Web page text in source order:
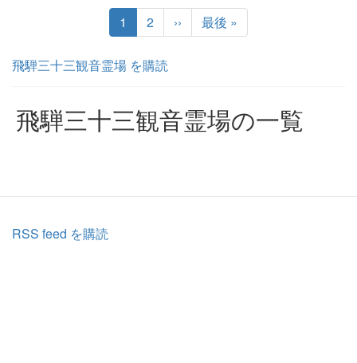
り
カ
レ
ン
ト
ー
ジ
1
ペ
ー
ジ
2
次
ペ
››
最
終
最後 »
飛騨三十三観音霊場 を購読
飛騨三十三観音霊場の一覧
RSS feed を購読